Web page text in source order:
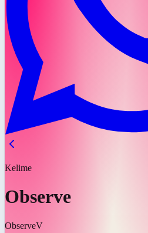
Kelime
Observe
ObserveV